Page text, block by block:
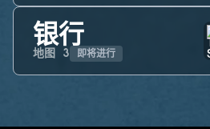
银行
地图 3 即将进行